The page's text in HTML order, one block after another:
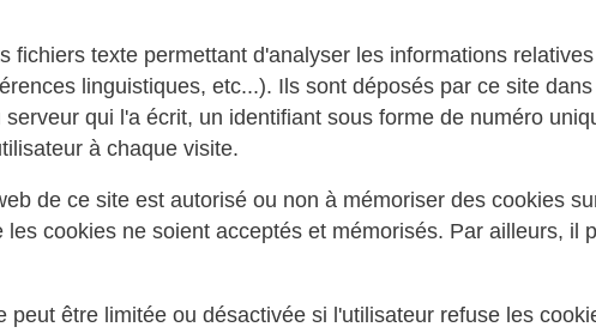
fichiers texte permettant d'analyser les informations
linguistiques, etc...). Ils sont déposés par ce site
qui l'a écrit, un identifiant sous forme de numéro
à chaque visite.
de ce site est autorisé ou non à mémoriser des cookies
cookies ne soient acceptés et mémorisés. Par ailleurs, il
être limitée ou désactivée si l'utilisateur refuse les